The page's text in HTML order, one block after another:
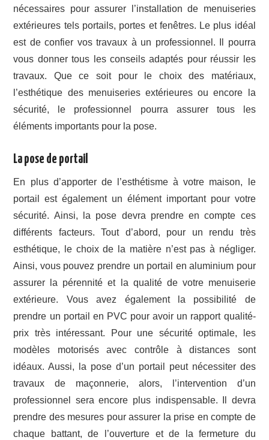
nécessaires pour assurer l’installation de menuiseries
extérieures tels portails, portes et fenêtres. Le plus idéal
est de confier vos travaux à un professionnel. Il pourra
vous donner tous les conseils adaptés pour réussir les
travaux. Que ce soit pour le choix des matériaux,
l’esthétique des menuiseries extérieures ou encore la
sécurité, le professionnel pourra assurer tous les
éléments importants pour la pose.
La pose de portail
En plus d’apporter de l’esthétisme à votre maison, le
portail est également un élément important pour votre
sécurité. Ainsi, la pose devra prendre en compte ces
différents facteurs. Tout d’abord, pour un rendu très
esthétique, le choix de la matière n’est pas à négliger.
Ainsi, vous pouvez prendre un portail en aluminium pour
assurer la pérennité et la qualité de votre menuiserie
extérieure. Vous avez également la possibilité de
prendre un portail en PVC pour avoir un rapport qualité-
prix très intéressant. Pour une sécurité optimale, les
modèles motorisés avec contrôle à distances sont
idéaux. Aussi, la pose d’un portail peut nécessiter des
travaux de maçonnerie, alors, l’intervention d’un
professionnel sera encore plus indispensable. Il devra
prendre des mesures pour assurer la prise en compte de
chaque battant, de l’ouverture et de la fermeture du